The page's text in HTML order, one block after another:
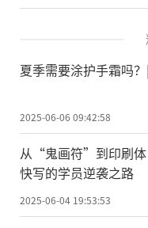
夏季需要涂护手霜吗
2025-06-06 09:42:58
从“鬼画符”到印刷体
快写的学员逆袭之路
2025-06-04 19:53:53